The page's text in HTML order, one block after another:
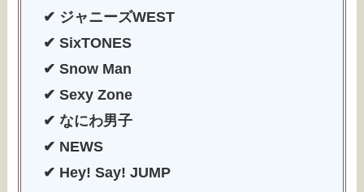
✔︎ ジャニーズWEST
✔︎ SixTONES
✔︎ Snow Man
✔︎ Sexy Zone
✔︎ なにわ男子
✔︎ NEWS
✔︎ Hey! Say! JUMP